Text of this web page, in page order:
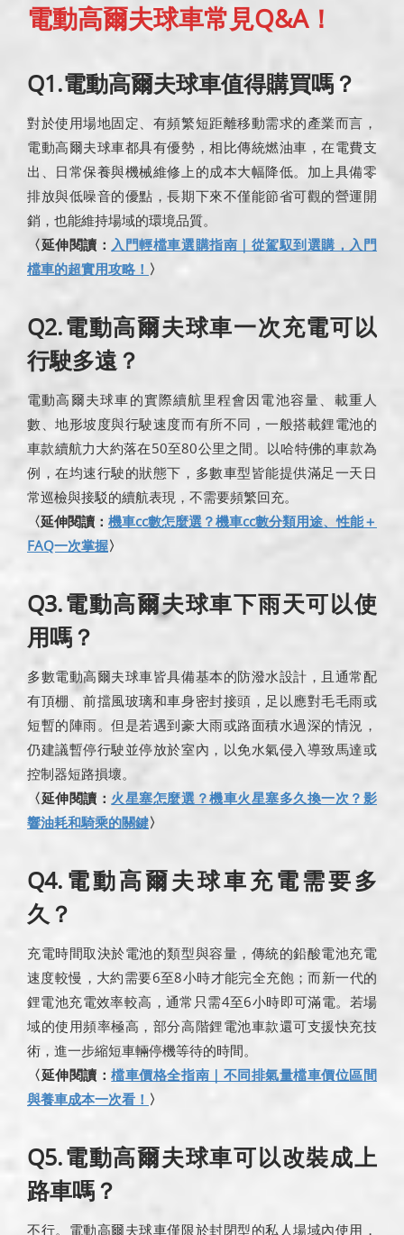
電動高爾夫球車常見Q&A！
Q1.電動高爾夫球車值得購買嗎？
對於使用場地固定、有頻繁短距離移動需求的產業而言，
電動高爾夫球車都具有優勢，相比傳統燃油車，在電費支
出、日常保養與機械維修上的成本大幅降低。加上具備零
排放與低噪音的優點，長期下來不僅能節省可觀的營運開
銷，也能維持場域的環境品質。
〈延伸閱讀： 入門輕檔車選購指南｜從駕馭到選購，入門
檔車的超實用攻略！ 〉
Q2.電動高爾夫球車一次充電可以
行駛多遠？
電動高爾夫球車的實際續航里程會因電池容量、載重人
數、地形坡度與行駛速度而有所不同，一般搭載鋰電池的
車款續航力大約落在50至80公里之間。以哈特佛的車款為
例，在均速行駛的狀態下，多數車型皆能提供滿足一天日
常巡檢與接駁的續航表現，不需要頻繁回充。
〈延伸閱讀： 機車cc數怎麼選？機車cc數分類用途、性能＋
FAQ一次掌握〉
Q3.電動高爾夫球車下雨天可以使
用嗎？
多數電動高爾夫球車皆具備基本的防潑水設計，且通常配
有頂棚、前擋風玻璃和車身密封接頭，足以應對毛毛雨或
短暫的陣雨。但是若遇到豪大雨或路面積水過深的情況，
仍建議暫停行駛並停放於室內，以免水氣侵入導致馬達或
控制器短路損壞。
〈延伸閱讀： 火星塞怎麼選？機車火星塞多久換一次？影
響油耗和騎乘的關鍵〉
Q4.電動高爾夫球車充電需要多
久？
充電時間取決於電池的類型與容量，傳統的鉛酸電池充電
速度較慢，大約需要6至8小時才能完全充飽；而新一代的
鋰電池充電效率較高，通常只需4至6小時即可滿電。若場
域的使用頻率極高，部分高階鋰電池車款還可支援快充技
術，進一步縮短車輛停機等待的時間。
〈延伸閱讀：檔車價格全指南｜不同排氣量檔車價位區間
與養車成本一次看！ 〉
Q5.電動高爾夫球車可以改裝成上
路車嗎？
不行。電動高爾夫球車僅限於封閉型的私人場域內使用，